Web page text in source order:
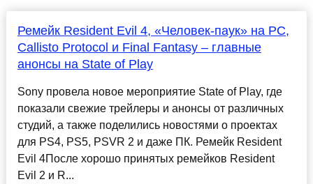
Ремейк Resident Evil 4, «Человек-паук» на PC,
Callisto Protocol и Final Fantasy – главные
анонсы на State of Play
Sony провела новое мероприятие State of Play, где
показали свежие трейлеры и анонсы от различных
студий, а также поделились новостями о проектах
для PS4, PS5, PSVR 2 и даже ПК. Ремейк Resident
Evil 4После хорошо принятых ремейков Resident
Evil 2 и R...